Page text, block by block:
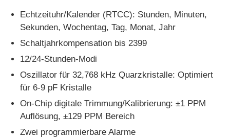
Zu Hause
Produkte
Videos
Echtzeituhr/Kalender (RTCC): Stunden, Minuten,
Sekunden, Wochentag, Tag, Monat, Jahr
Schaltjahrkompensation bis 2399
12/24-Stunden-Modi
Oszillator für 32,768 kHz Quarzkristalle: Optimiert
für 6-9 pF Kristalle
On-Chip digitale Trimmung/Kalibrierung: ±1 PPM
Auflösung, ±129 PPM Bereich
Zwei programmierbare Alarme